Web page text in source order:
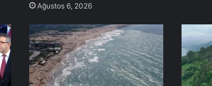
Ağustos 6, 2026